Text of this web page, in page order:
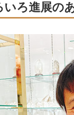
ろ進展の